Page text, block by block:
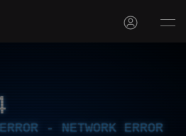
- NETWORK ERROR